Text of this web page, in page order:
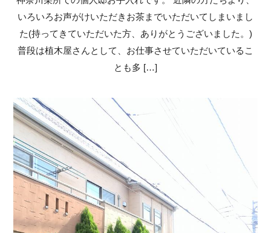
いろいろお声がけいただきお茶までいただいてしまいまし
た(持ってきていただいた方、ありがとうございました。)
普段は植木屋さんとして、お仕事させていただいているこ
とも多 […]